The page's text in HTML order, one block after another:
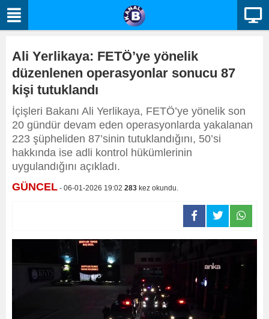
Ali Yerlikaya: FETÖ’ye yönelik
düzenlenen operasyonlar sonucu 87
kişi tutuklandı
İçişleri Bakanı Ali Yerlikaya, FETÖ’ye yönelik son
20 gündür devam eden operasyonlarda yakalanan
223 şüpheliden 87’sinin tutuklandığını, 50’si
hakkında ise adli kontrol hükümlerinin
uygulandığını açıkladı.
GÜNCEL - 06-01-2026 19:02 283 kez okundu.